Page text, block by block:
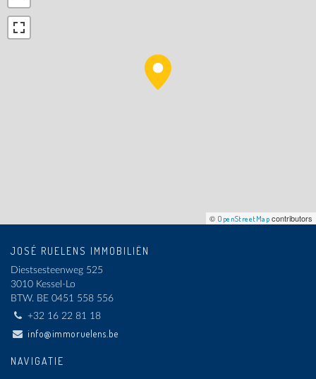
© OpenStreetMap contributors
JOSÉ RUELENS IMMOBILIËN
Diestsesteenweg 525
3010 Kessel-Lo
BTW. BE 0451 558 556
+32 16 22 81 18
info@immoruelens.be
NAVIGATIE